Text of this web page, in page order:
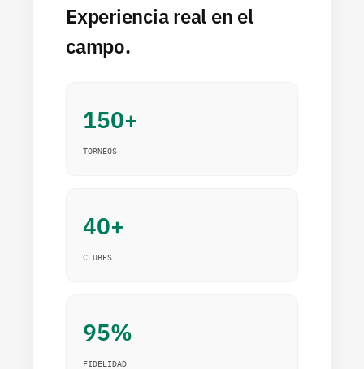
proporcionarte cualquier producto o marca.
¡Consúltanos sobre tus necesidades!
¿TE AYUDAMOS? →
Experiencia real en el
campo.
150+
TORNEOS
40+
CLUBES
95%
FIDELIDAD